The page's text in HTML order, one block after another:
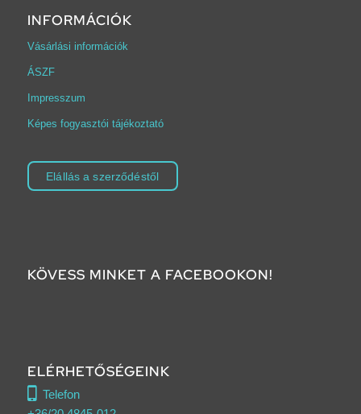
INFORMÁCIÓK
Vásárlási információk
ÁSZF
Impresszum
Képes fogyasztói tájékoztató
Elállás a szerződéstől
KÖVESS MINKET A FACEBOOKON!
Click to accept marketing cookies and
ELÉRHETŐSÉGEINK
Telefon